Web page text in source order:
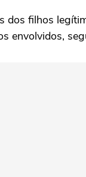
dos filhos
envolvidos,